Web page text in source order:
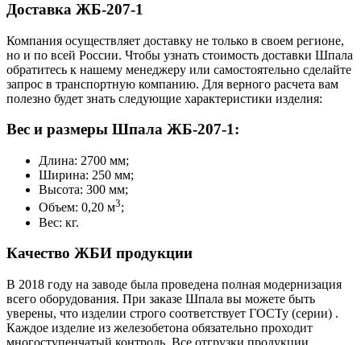
Доставка ЖБ-207-1
Компания осуществляет доставку не только в своем регионе,
но и по всей России. Чтобы узнать стоимость доставки Шпала
обратитесь к нашему менеджеру или самостоятельно сделайте
запрос в транспортную компанию. Для верного расчета вам
полезно будет знать следующие характеристики изделия:
Вес и размеры Шпала ЖБ-207-1:
Длина: 2700 мм;
Ширина: 250 мм;
Высота: 300 мм;
Объем: 0,20 м3;
Вес: кг.
Качество ЖБИ продукции
В 2018 году на заводе была проведена полная модернизация
всего оборудования. При заказе Шпала вы можете быть
уверены, что изделии строго соответствует ГОСТу (серии) .
Каждое изделие из железобетона обязательно проходит
многоступенчатый контроль. Все отгрузки продукции